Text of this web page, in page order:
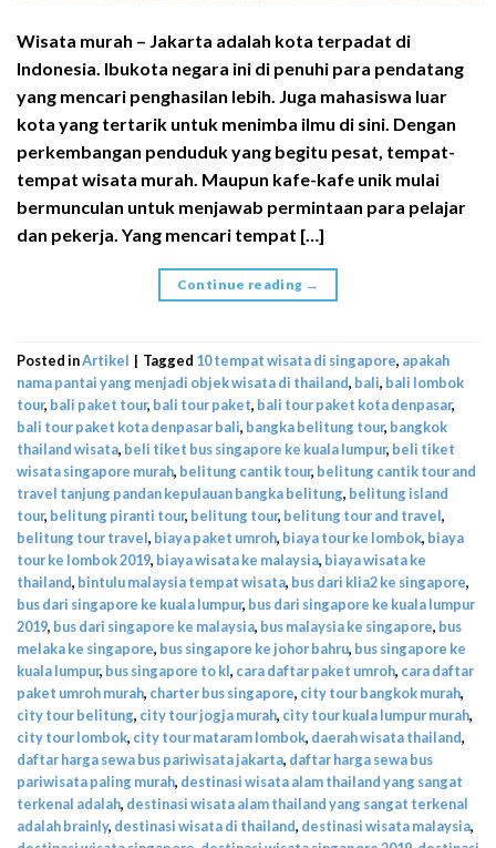
Wisata murah – Jakarta adalah kota terpadat di
Indonesia. Ibukota negara ini di penuhi para pendatang
yang mencari penghasilan lebih. Juga mahasiswa luar
kota yang tertarik untuk menimba ilmu di sini. Dengan
perkembangan penduduk yang begitu pesat, tempat-
tempat wisata murah. Maupun kafe-kafe unik mulai
bermunculan untuk menjawab permintaan para pelajar
dan pekerja. Yang mencari tempat […]
Continue reading →
Posted inArtikel | Tagged 10 tempat wisata di singapore, apakah
nama pantai yang menjadi objek wisata di thailand, bali, bali lombok
tour, bali paket tour, bali tour paket, bali tour paket kota denpasar,
bali tour paket kota denpasar bali, bangka belitung tour, bangkok
thailand wisata, beli tiket bus singapore ke kuala lumpur, beli tiket
wisata singapore murah, belitung cantik tour, belitung cantik tour and
travel tanjung pandan kepulauan bangka belitung, belitung island
tour, belitung piranti tour, belitung tour, belitung tour and travel,
belitung tour travel, biaya paket umroh, biaya tour ke lombok, biaya
tour ke lombok 2019, biaya wisata ke malaysia, biaya wisata ke
thailand, bintulu malaysia tempat wisata, bus dari klia2 ke singapore,
bus dari singapore ke kuala lumpur, bus dari singapore ke kuala lumpur
2019, bus dari singapore ke malaysia, bus malaysia ke singapore, bus
melaka ke singapore, bus singapore ke johor bahru, bus singapore ke
kuala lumpur, bus singapore to kl, cara daftar paket umroh, cara daftar
paket umroh murah, charter bus singapore, city tour bangkok murah,
city tour belitung, city tour jogja murah, city tour kuala lumpur murah,
city tour lombok, city tour mataram lombok, daerah wisata thailand,
daftar harga sewa bus pariwisata jakarta, daftar harga sewa bus
pariwisata paling murah, destinasi wisata alam thailand yang sangat
terkenal adalah, destinasi wisata alam thailand yang sangat terkenal
adalah brainly, destinasi wisata di thailand, destinasi wisata malaysia,